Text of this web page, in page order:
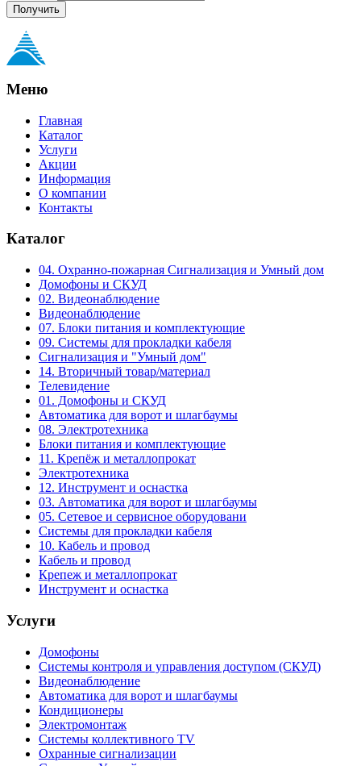
Получить
Меню
Главная
Каталог
Услуги
Акции
Информация
О компании
Контакты
Каталог
04. Охранно-пожарная Сигнализация и Умный дом
Домофоны и СКУД
02. Видеонаблюдение
Видеонаблюдение
07. Блоки питания и комплектующие
09. Системы для прокладки кабеля
Сигнализация и "Умный дом"
14. Вторичный товар/материал
Телевидение
01. Домофоны и СКУД
Автоматика для ворот и шлагбаумы
08. Электротехника
Блоки питания и комплектующие
11. Крепёж и металлопрокат
Электротехника
12. Инструмент и оснастка
03. Автоматика для ворот и шлагбаумы
05. Сетевое и сервисное оборудовани
Системы для прокладки кабеля
10. Кабель и провод
Кабель и провод
Крепеж и металлопрокат
Инструмент и оснастка
Услуги
Домофоны
Системы контроля и управления доступом (СКУД)
Видеонаблюдение
Автоматика для ворот и шлагбаумы
Кондиционеры
Электромонтаж
Системы коллективного TV
Охранные сигнализации